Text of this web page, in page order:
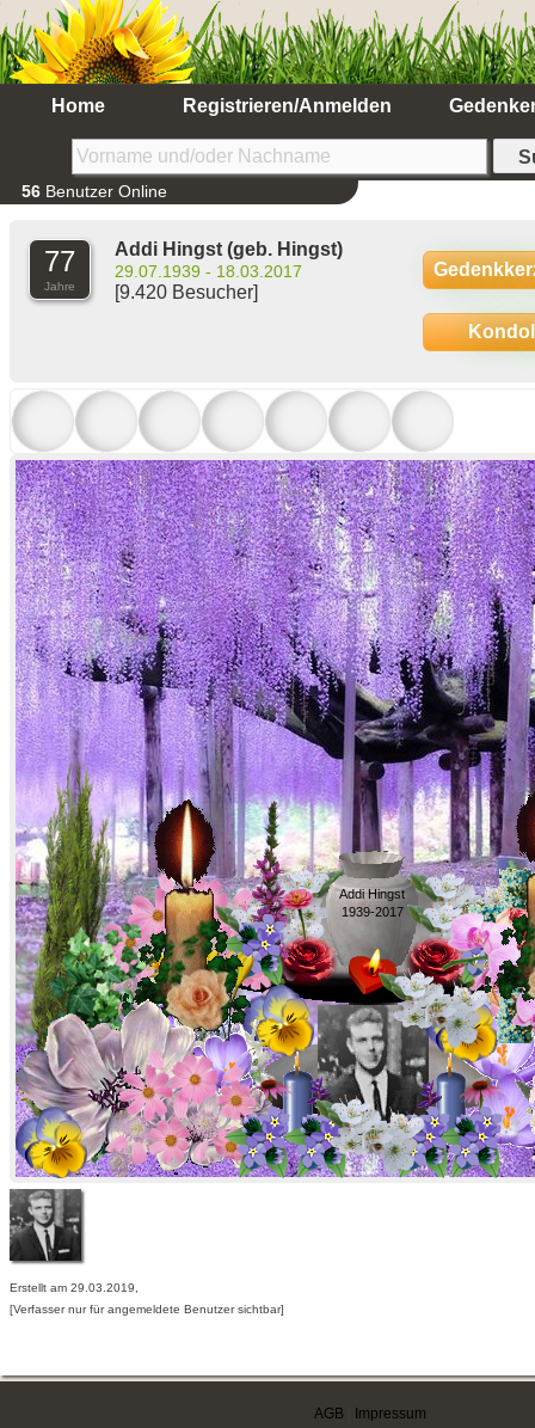
Home Registrieren/Anmelden
56 Benutzer Online
77
Jahre
Addi Hingst (geb. Hingst)
29.07.1939 - 18.03.2017
[9.420 Besucher]
Addi Hingst
1939-2017
Erstellt am 29.03.2019,
[Verfasser nur für angemeldete Benutzer sichtbar]
AGB Impressum